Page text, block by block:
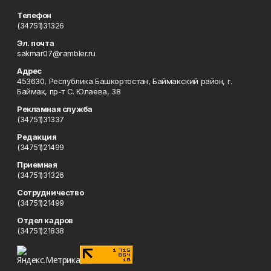
Телефон
(34751)31326
Эл. почта
sakmar07@rambler.ru
Адрес
453630, Республика Башкортостан, Баймакский район, г.
Баймак, пр-т С. Юлаева, 38
Рекламная служба
(34751)31337
Редакция
(34751)21499
Приемная
(34751)31326
Сотрудничество
(34751)21499
Отдел кадров
(34751)21838